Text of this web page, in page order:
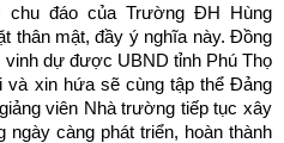
đáo của Trường ĐH Hùng
thân mật, đầy ý nghĩa này. Đồng
dự được UBND tỉnh Phú Thọ
và xin hứa sẽ cùng tập thể Đảng
viên Nhà trường tiếp tục xây
càng phát triển, hoàn thành